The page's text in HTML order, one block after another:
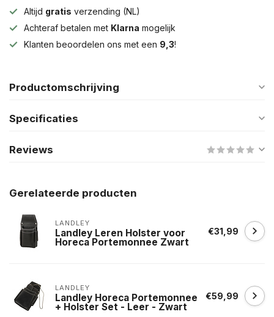
Altijd gratis verzending (NL)
Achteraf betalen met Klarna mogelijk
Klanten beoordelen ons met een 9,3!
Productomschrijving
Specificaties
Reviews
Gerelateerde producten
LANDLEY
Landley Leren Holster voor
Horeca Portemonnee Zwart
€31,99
LANDLEY
Landley Horeca Portemonnee
+ Holster Set - Leer - Zwart
€59,99